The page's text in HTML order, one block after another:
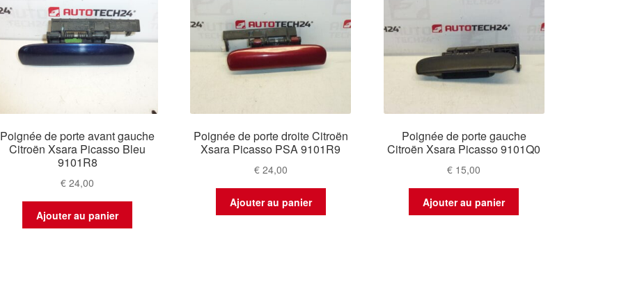
Poignée de porte avant gauche
Citroën Xsara Picasso Bleu
9101R8
€ 24,00
Ajouter au panier
Poignée de porte droite Citroën
Xsara Picasso PSA 9101R9
€24,00
Ajouter au panier
Poignée de porte gauche
Citroën Xsara Picasso 9101Q0
€ 15,00
Ajouter au panier